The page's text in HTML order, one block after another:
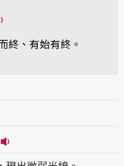
終、有始有終。
播放音讀thiah-ha̍h